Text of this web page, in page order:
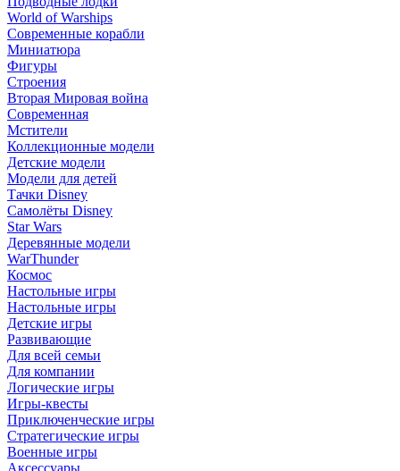
World of Warships
Современные корабли
Миниатюра
Фигуры
Строения
Вторая Мировая война
Современная
Мстители
Коллекционные модели
Детские модели
Модели для детей
Тачки Disney
Самолёты Disney
Star Wars
Деревянные модели
WarThunder
Космос
Настольные игры
Настольные игры
Детские игры
Развивающие
Для всей семьи
Для компании
Логические игры
Игры-квесты
Приключенческие игры
Стратегические игры
Военные игры
Аксессуары